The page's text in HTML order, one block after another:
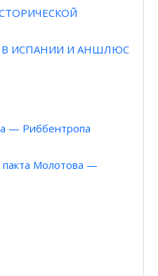
В ИСПАНИИ И АНШЛЮС
— Риббентропа
пакта Молотова —